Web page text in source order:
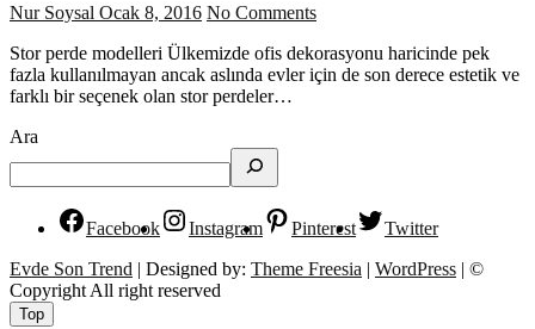
Nur Soysal Ocak 8, 2016 No Comments
Stor perde modelleri Ülkemizde ofis dekorasyonu haricinde pek
fazla kullanılmayan ancak aslında evler için de son derece estetik ve
farklı bir seçenek olan stor perdeler…
Ara
Facebook Instagram Pinterest
Twitter
Evde Son Trend | Designed by: Theme Freesia | WordPress | ©
Copyright All right reserved
Top